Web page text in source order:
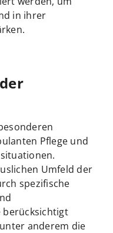
in ihrer
Pflege und
Umfeld der
spezifische
berücksichtigt
anderem die